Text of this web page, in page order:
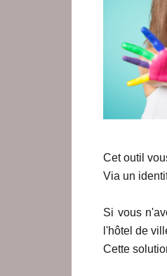
Cet outil
Via un
Si vous
l'hôtel de
Cette